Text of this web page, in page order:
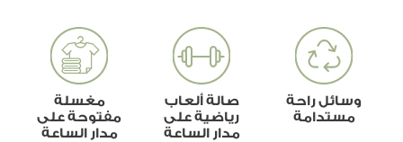
وسائل راحة
مستدامة
صالة ألعاب
رياضية على
مدار الساعة
مغسلة
مفتوحة على
مدار الساعة